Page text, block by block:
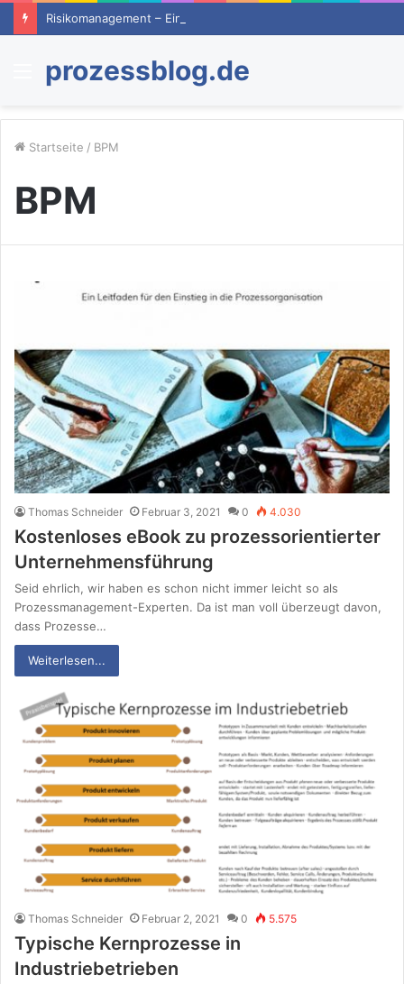
Risikomanagement – Ein Überblick
Menü
prozessblog.de
Startseite / BPM
BPM
Thomas Schneider Februar 3, 2021 0 4.030
Kostenloses eBook zu prozessorientierter
Unternehmensführung
Seid ehrlich, wir haben es schon nicht immer leicht so als
Prozessmanagement-Experten. Da ist man voll überzeugt davon,
dass Prozesse…
Weiterlesen...
Thomas Schneider Februar 2, 2021 0 5.575
Typische Kernprozesse in
Industriebetrieben